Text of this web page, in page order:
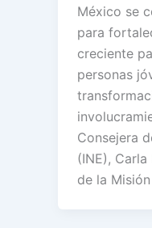
México se
para
creciente
personas
Consejera
(INE),
de la